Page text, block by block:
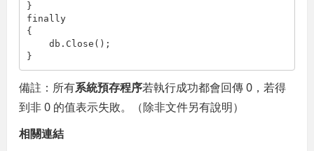
}
finally
{
}
備註：所有系統預存程序若執行成功都會回傳 0，若得
到非 0 的值表示失敗。（除非文件另有說明）
相關連結